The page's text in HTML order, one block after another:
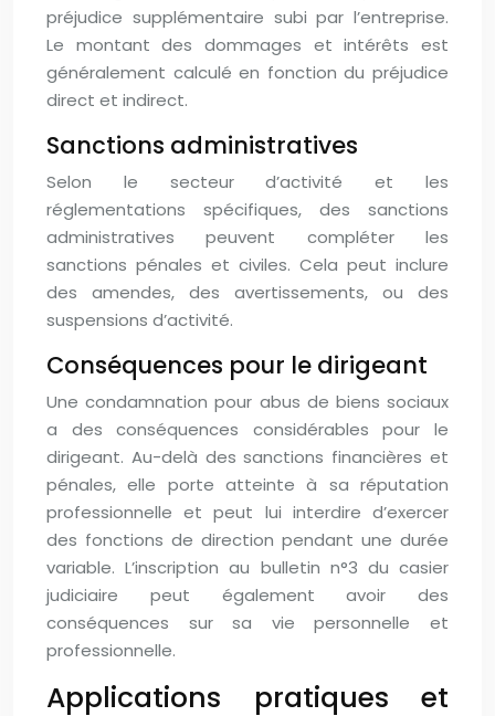
préjudice supplémentaire subi par l’entreprise.
Le montant des dommages et intérêts est
généralement calculé en fonction du préjudice
direct et indirect.
Sanctions administratives
Selon le secteur d’activité et les
réglementations spécifiques, des sanctions
administratives peuvent compléter les
sanctions pénales et civiles. Cela peut inclure
des amendes, des avertissements, ou des
suspensions d’activité.
Conséquences pour le dirigeant
Une condamnation pour abus de biens sociaux
a des conséquences considérables pour le
dirigeant. Au-delà des sanctions financières et
pénales, elle porte atteinte à sa réputation
professionnelle et peut lui interdire d’exercer
des fonctions de direction pendant une durée
variable. L’inscription au bulletin n°3 du casier
judiciaire peut également avoir des
conséquences sur sa vie personnelle et
professionnelle.
Applications pratiques et